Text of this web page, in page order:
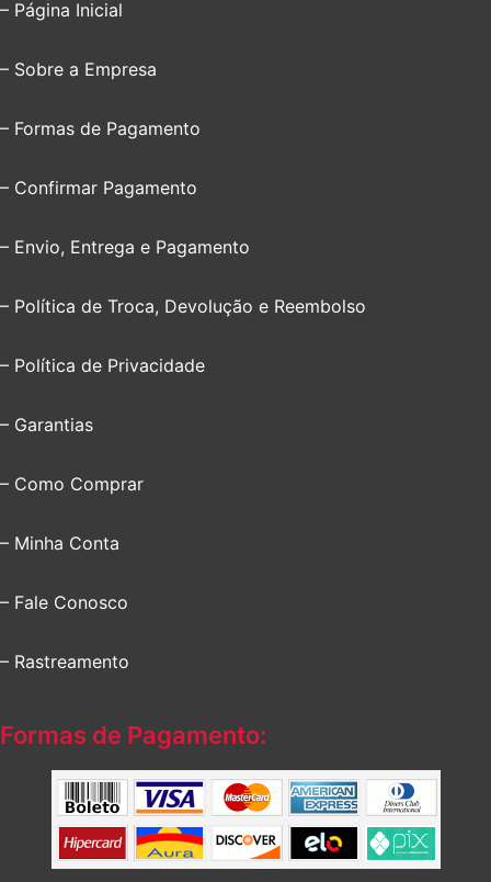
– Página Inicial
– Sobre a Empresa
– Formas de Pagamento
– Confirmar Pagamento
– Envio, Entrega e Pagamento
– Política de Troca, Devolução e Reembolso
– Política de Privacidade
– Garantias
– Como Comprar
– Minha Conta
– Fale Conosco
– Rastreamento
Formas de Pagamento: